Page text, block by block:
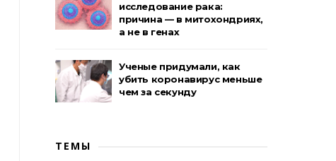
исследование рака:
причина — в митохондриях,
а не в генах
Ученые придумали, как
убить коронавирус меньше
чем за секунду
ТЕМЫ